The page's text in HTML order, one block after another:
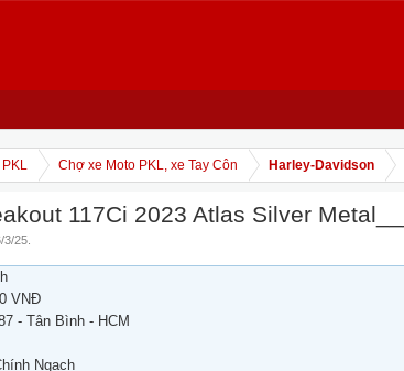
PKL Chợ xe Moto PKL, xe Tay Côn Harley-Davidson
117Ci 2023 Atlas Silver Metal___
3/25
VNĐ
- Tân Bình - HCM
Ngạch